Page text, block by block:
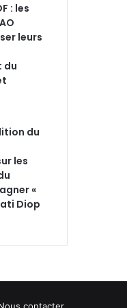
: les
leurs
du
du
les
«
Diop